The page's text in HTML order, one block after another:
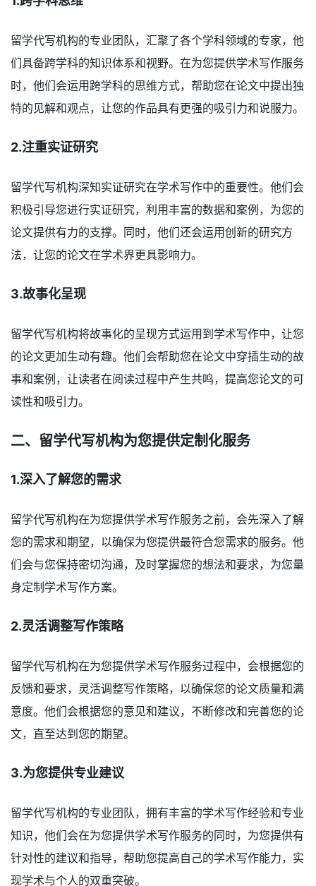
留学代写机构的专业团队，汇聚了各个学科领域的专家，他
们具备跨学科的知识体系和视野。在为您提供学术写作服务
时，他们会运用跨学科的思维方式，帮助您在论文中提出独
特的见解和观点，让您的作品具有更强的吸引力和说服力。
2.注重实证研究
留学代写机构深知实证研究在学术写作中的重要性。他们会
积极引导您进行实证研究，利用丰富的数据和案例，为您的
论文提供有力的支撑。同时，他们还会运用创新的研究方
法，让您的论文在学术界更具影响力。
3.故事化呈现
留学代写机构将故事化的呈现方式运用到学术写作中，让您
的论文更加生动有趣。他们会帮助您在论文中穿插生动的故
事和案例，让读者在阅读过程中产生共鸣，提高您论文的可
读性和吸引力。
二、留学代写机构为您提供定制化服务
1.深入了解您的需求
留学代写机构在为您提供学术写作服务之前，会先深入了解
您的需求和期望，以确保为您提供最符合您需求的服务。他
们会与您保持密切沟通，及时掌握您的想法和要求，为您量
身定制学术写作方案。
2.灵活调整写作策略
留学代写机构在为您提供学术写作服务过程中，会根据您的
反馈和要求，灵活调整写作策略，以确保您的论文质量和满
意度。他们会根据您的意见和建议，不断修改和完善您的论
文，直至达到您的期望。
3.为您提供专业建议
留学代写机构的专业团队，拥有丰富的学术写作经验和专业
知识，他们会在为您提供学术写作服务的同时，为您提供有
针对性的建议和指导，帮助您提高自己的学术写作能力，实
现学术与个人的双重突破。